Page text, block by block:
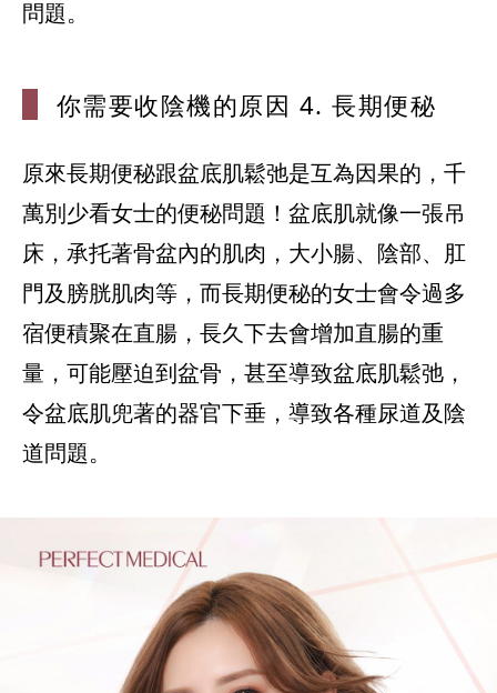
問題。
你需要收陰機的原因 4. 長期便秘
原來長期便秘跟盆底肌鬆弛是互為因果的，千
萬別少看女士的便秘問題！盆底肌就像一張吊
床，承托著骨盆內的肌肉，大小腸、陰部、肛
門及膀胱肌肉等，而長期便秘的女士會令過多
宿便積聚在直腸，長久下去會增加直腸的重
量，可能壓迫到盆骨，甚至導致盆底肌鬆弛，
令盆底肌兜著的器官下垂，導致各種尿道及陰
道問題。